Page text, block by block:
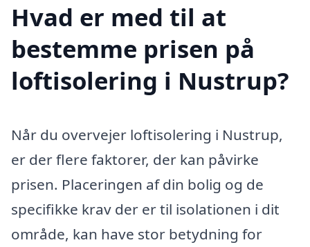
Hvad er med til at
bestemme prisen på
loftisolering i Nustrup?
Når du overvejer loftisolering i Nustrup,
er der flere faktorer, der kan påvirke
prisen. Placeringen af din bolig og de
specifikke krav der er til isolationen i dit
område, kan have stor betydning for